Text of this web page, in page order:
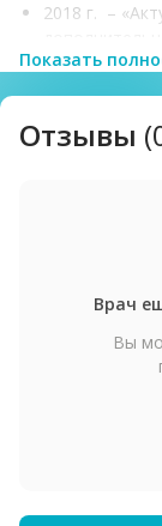
2018 г. –
2019 г. –
Показать
Отзывы
Врач
Вы